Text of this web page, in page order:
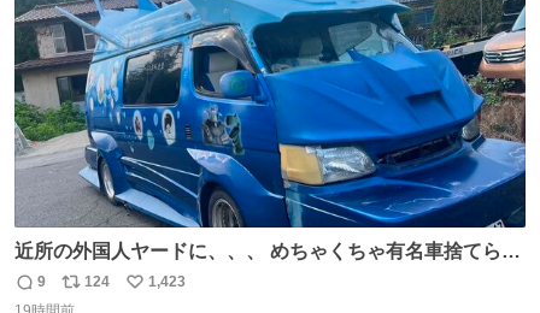
数
近所の外国人ヤードに、、、 めちゃくちゃ有名車捨てられ
てました😭 外装ぼろぼろだし、、 中も何にも残ってない
返
9
リ
124
い
1,423